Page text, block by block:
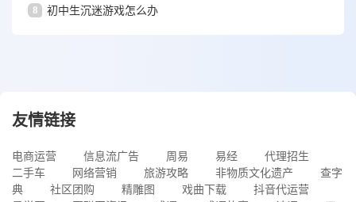
8 初中生沉迷游戏怎么办
友情链接
电商运营 信息流广告 周易 易经
代理招生
二手车
网络营销 旅游攻略 非物质文化遗产
查字
典
社区团购 精雕图 戏曲下载
抖音代运营